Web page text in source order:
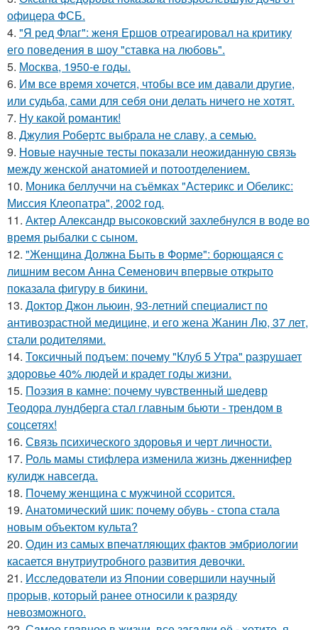
офицера ФСБ.
4. "Я ред Флаг": женя Ершов отреагировал на критику
его поведения в шоу "ставка на любовь".
5. Москва, 1950-е годы.
6. Им все время хочется, чтобы все им давали другие,
или судьба, сами для себя они делать ничего не хотят.
7. Ну какой романтик!
8. Джулия Робертс выбрала не славу, а семью.
9. Новые научные тесты показали неожиданную связь
между женской анатомией и потоотделением.
10. Моника беллуччи на съёмках "Астерикс и Обеликс:
Миссия Клеопатра", 2002 год.
11. Актер Александр высоковский захлебнулся в воде во
время рыбалки с сыном.
12. "Женщина Должна Быть в Форме": борющаяся с
лишним весом Анна Семенович впервые открыто
показала фигуру в бикини.
13. Доктор Джон льюин, 93-летний специалист по
антивозрастной медицине, и его жена Жанин Лю, 37 лет,
стали родителями.
14. Токсичный подъем: почему "Клуб 5 Утра" разрушает
здоровье 40% людей и крадет годы жизни.
15. Поэзия в камне: почему чувственный шедевр
Теодора лундберга стал главным бьюти - трендом в
соцсетях!
16. Связь психического здоровья и черт личности.
17. Роль мамы стифлера изменила жизнь дженнифер
кулидж навсегда.
18. Почему женщина с мужчиной ссорится.
19. Анатомический шик: почему обувь - стопа стала
новым объектом культа?
20. Один из самых впечатляющих фактов эмбриологии
касается внутриутробного развития девочки.
21. Исследователи из Японии совершили научный
прорыв, который ранее относили к разряду
невозможного.